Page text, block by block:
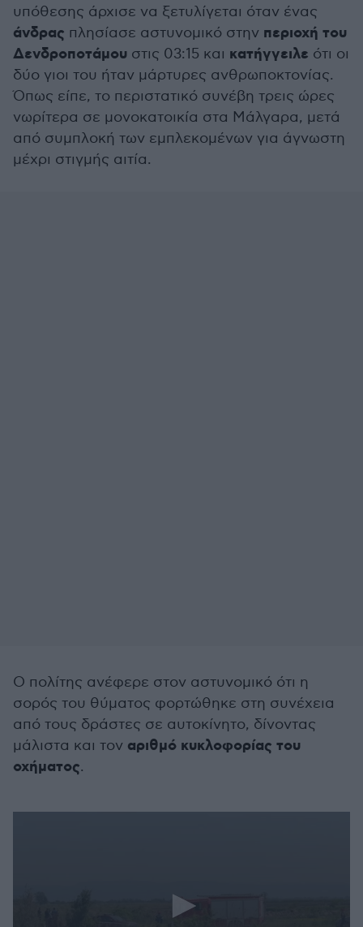
υπόθεσης άρχισε να ξετυλίγεται όταν ένας
άνδρας πλησίασε αστυνομικό στην περιοχή του
Δενδροποτάμου στις 03:15 και κατήγγειλε ότι οι
δύο γιοι του ήταν μάρτυρες ανθρωποκτονίας.
Όπως είπε, το περιστατικό συνέβη τρεις ώρες
νωρίτερα σε μονοκατοικία στα Μάλγαρα, μετά
από συμπλοκή των εμπλεκομένων για άγνωστη
μέχρι στιγμής αιτία.
Ο πολίτης ανέφερε στον αστυνομικό ότι η
σορός του θύματος φορτώθηκε στη συνέχεια
από τους δράστες σε αυτοκίνητο, δίνοντας
μάλιστα και τον αριθμό κυκλοφορίας του
οχήματος.